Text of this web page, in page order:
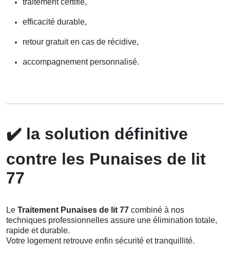
traitement certifié,
efficacité durable,
retour gratuit en cas de récidive,
accompagnement personnalisé.
✔️ la solution définitive
contre les Punaises de lit
77
Le Traitement Punaises de lit 77 combiné à nos
techniques professionnelles assure une élimination totale,
rapide et durable.
Votre logement retrouve enfin sécurité et tranquillité.